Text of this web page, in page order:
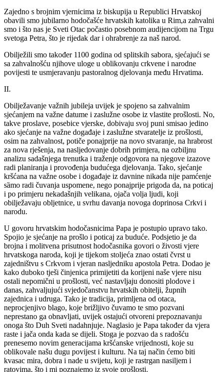
Zajedno s brojnim vjernicima iz biskupija u Republici Hrvatskoj
obavili smo jubilarno hodočašće hrvatskih katolika u Rim,a zahvalni
smo i što nas je Sveti Otac počastio posebnom audijencijom na Trgu
svetoga Petra, što je rijedak dar i ohrabrenje za naš narod.
Obilježili smo također 1100 godina od splitskih sabora, sjećajući se
sa zahvalnošću njihove uloge u oblikovanju crkvene i narodne
povijesti te usmjeravanju pastoralnog djelovanja među Hrvatima.
II.
Obilježavanje važnih jubileja uvijek je spojeno sa zahvalnim
sjećanjem na važne datume i zaslužne osobe iz vlastite prošlosti. No,
takve proslave, posebice vjerske, dobivaju svoj puni smisao jedino
ako sjećanje na važne događaje i zaslužne stvaratelje iz prošlosti,
osim na zahvalnost, potiče ponajprije na novo stvaranje, na hrabrost
za nova rješenja, na nasljedovanje dobrih primjera, na ozbiljnu
analizu sadašnjega trenutka i traženje odgovora na njegove izazove
radi planiranja i provođenja budućega djelovanja. Tako, sjećanje
kršćana na važne osobe i događaje iz davnine nikada nije pamćenje
sȁmo radi čuvanja uspomene, nego ponajprije prigoda da, na poticaj
i po primjeru nekadašnjih velikana, ojača volja ljudi, koji
obilježavaju obljetnice, u svrhu davanja novoga doprinosa Crkvi i
narodu.
U govoru hrvatskim hodočasnicima Papa je postupio upravo tako.
Spojio je sjećanje na prošlo i poticaj za buduće. Podsjetio je da
brojna i molitvena prisutnost hodočasnika govori o živosti vjere
hrvatskoga naroda, koji je tijekom stoljeća znao ostati čvrst u
zajedništvu s Crkvom i vjeran nasljedniku apostola Petra. Dodao je
kako duboko tješi činjenica primijetiti da korijeni naše vjere nisu
ostali nepomični u prošlosti, već nastavljaju donositi plodove i
danas, zahvaljujući svjedočanstvu hrvatskih obitelji, župnih
zajednica i udruga. Tako je tradicija, primljena od otaca,
neprocjenjivo blago, koje brižljivo čuvamo te smo pozvani
neprestano ga obnavljati, uvijek ostajući otvoreni prepoznavanju
onoga što Duh Sveti nadahnjuje. Naglasio je Papa također da vjera
raste i jača onda kada se dijeli. Stoga je pozvao da s radošću
prenesemo novim generacijama kršćanske vrijednosti, koje su
oblikovale našu dugu povijest i kulturu. Na taj način ćemo biti
kvasac mira, dobra i nade u svijetu, koji je rastrgan nasiljem i
ratovima, što i mi poznajemo iz svoje prošlosti.